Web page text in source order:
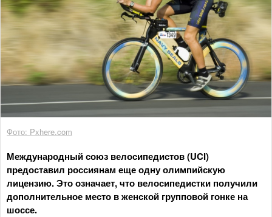
Фото: Pxhere.com
Международный союз велосипедистов (UCI)
предоставил россиянам еще одну олимпийскую
лицензию. Это означает, что велосипедистки получили
дополнительное место в женской групповой гонке на
шоссе.